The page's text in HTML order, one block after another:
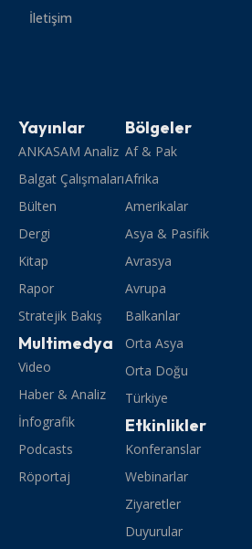
İletişim
Yayınlar
ANKASAM Analiz
Balgat Çalışmaları
Bülten
Dergi
Kitap
Rapor
Stratejik Bakış
Multimedya
Video
Haber & Analiz
İnfografik
Podcasts
Röportaj
Bölgeler
Af & Pak
Afrika
Amerikalar
Asya & Pasifik
Avrasya
Avrupa
Balkanlar
Orta Asya
Orta Doğu
Türkiye
Etkinlikler
Konferanslar
Webinarlar
Ziyaretler
Duyurular